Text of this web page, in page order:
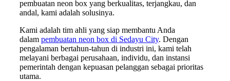
pembuatan neon box yang berkualitas, terjangkau, dan
andal, kami adalah solusinya.
Kami adalah tim ahli yang siap membantu Anda
dalam pembuatan neon box di Sedayu City. Dengan
pengalaman bertahun-tahun di industri ini, kami telah
melayani berbagai perusahaan, individu, dan instansi
pemerintah dengan kepuasan pelanggan sebagai prioritas
utama.